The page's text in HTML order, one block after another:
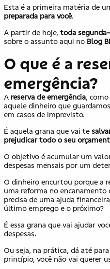
Esta é a primeira matéria de
preparada para você.
A partir de hoje, toda
sobre o assunto aqui no Blog
O que é a
emergência?
A reserva de emergência,
aquele dinheiro que
em casos de imprevisto.
É aquela grana que vai te
prejudicar todo o seu
O objetivo é acumular um
despesas mensais por um
O dinheiro encurtou porque a
uma reforma no
precisa de uma ajuda
último emprego e o próximo?
É essa grana que vai ajudar
despesas.
Ou seja, na prática, dá até
princípio, você não vai querer